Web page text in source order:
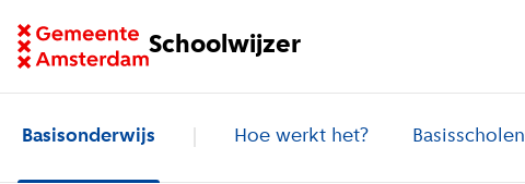
Schoolwijzer
Ga naar homepage van Schoolwijzer
Basisonderwijs Hoe werkt het? Basisscholen